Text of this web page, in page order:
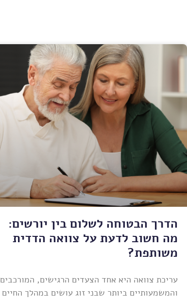
הדרך הבטוחה לשלום בין יורשים:
מה חשוב לדעת על צוואה הדדית
משותפת?
עריכת צוואה היא אחד הצעדים הרגישים, המורכבים
והמשמעותיים ביותר שבני זוג עושים במהלך החיים